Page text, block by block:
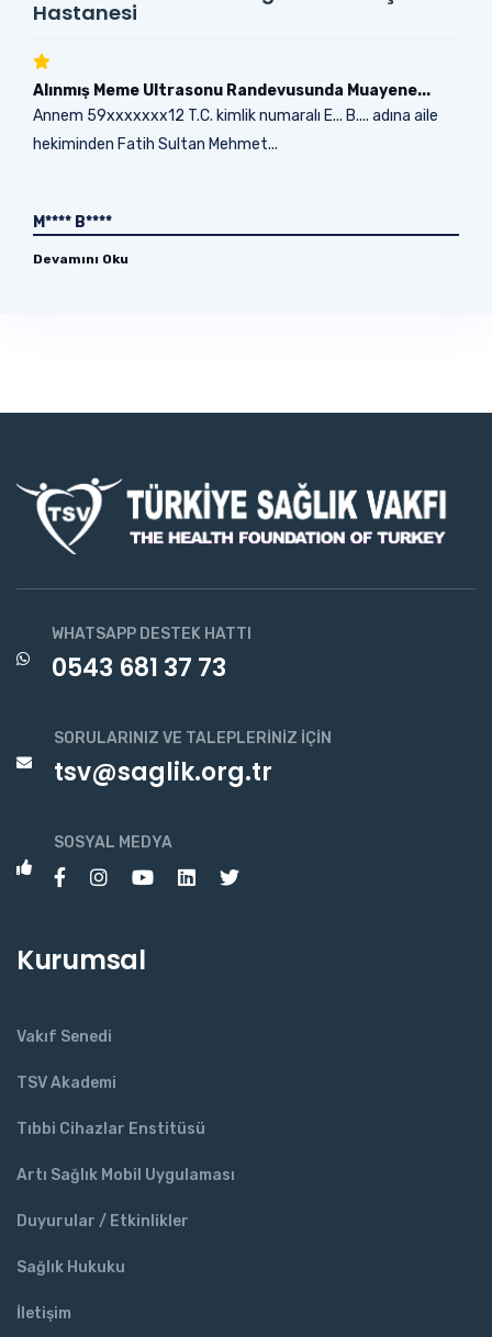
Hastanesi
Alınmış Meme Ultrasonu Randevusunda Muayene...
Annem 59xxxxxxx12 T.C. kimlik numaralı E... B.... adına aile
hekiminden Fatih Sultan Mehmet...
M**** B****
Devamını Oku
WHATSAPP DESTEK HATTI
0543 681 37 73
SORULARINIZ VE TALEPLERINIZ İÇIN
tsv@saglik.org.tr
SOSYAL MEDYA
Kurumsal
Vakıf Senedi
TSV Akademi
Tıbbi Cihazlar Enstitüsü
Artı Sağlık Mobil Uygulaması
Duyurular / Etkinlikler
Sağlık Hukuku
İletişim